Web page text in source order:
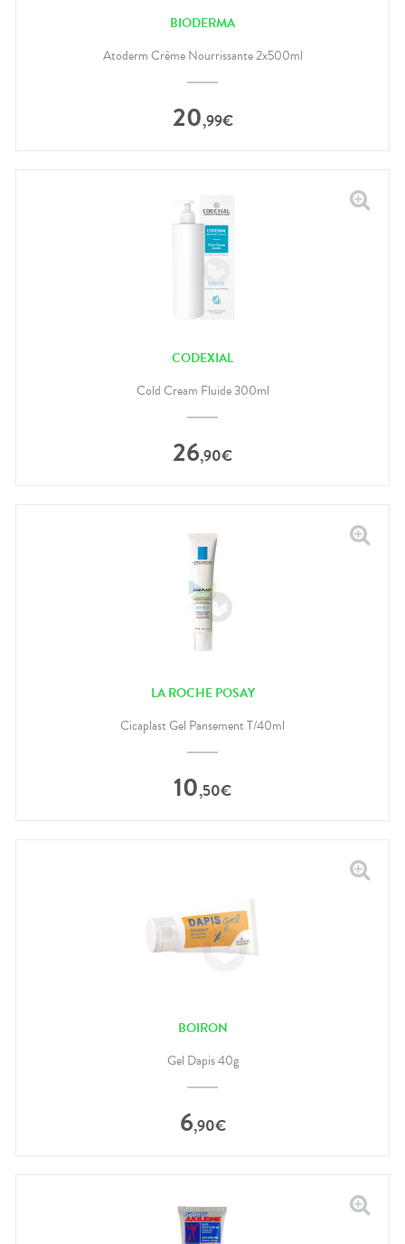
BIODERMA
Atoderm Crème Nourrissante 2x500ml
20,99€
CODEXIAL
Cold Cream Fluide 300ml
26,90€
LA ROCHE POSAY
Cicaplast Gel Pansement T/40ml
10,50€
BOIRON
Gel Dapis 40g
6,90€